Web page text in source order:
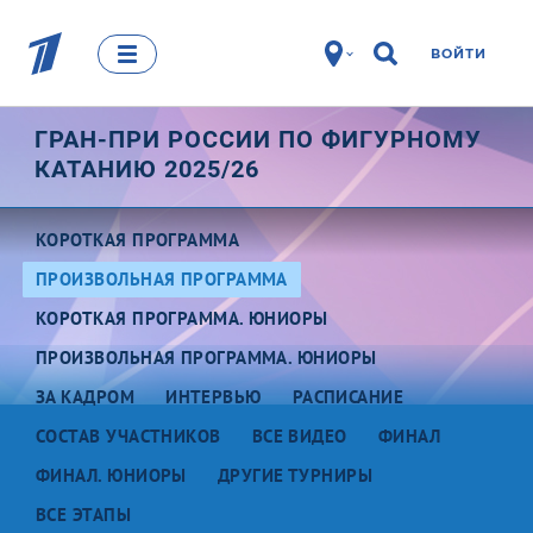
ВОЙТИ
ГРАН-ПРИ РОССИИ ПО ФИГУРНОМУ
КАТАНИЮ 2025/26
КОРОТКАЯ ПРОГРАММА
ПРОИЗВОЛЬНАЯ ПРОГРАММА
КОРОТКАЯ ПРОГРАММА. ЮНИОРЫ
ПРОИЗВОЛЬНАЯ ПРОГРАММА. ЮНИОРЫ
ЗА КАДРОМ
ИНТЕРВЬЮ
РАСПИСАНИЕ
СОСТАВ УЧАСТНИКОВ
ВСЕ ВИДЕО
ФИНАЛ
ФИНАЛ. ЮНИОРЫ
ДРУГИЕ ТУРНИРЫ
ВСЕ ЭТАПЫ